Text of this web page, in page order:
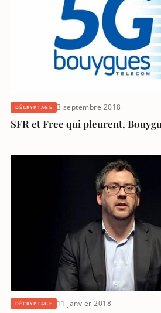
DÉCRYPTAGE 3 septembre 2018
SFR et Free qui pleurent,
DÉCRYPTAGE 11 janvier 2018